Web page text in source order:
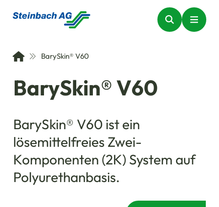
BarySkin® V60
BarySkin® V60
BarySkin® V60 ist ein
lösemittelfreies Zwei-
Komponenten (2K) System auf
Polyurethanbasis.